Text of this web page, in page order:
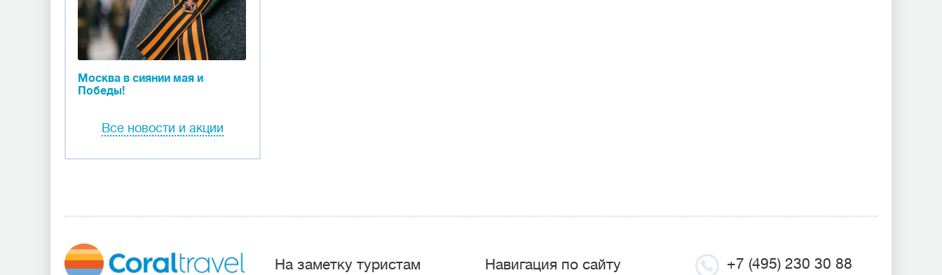
Москва в сиянии мая и
Победы!
Все новости и акции
На заметку туристам Навигация по сайту +7 (495) 230 30 88